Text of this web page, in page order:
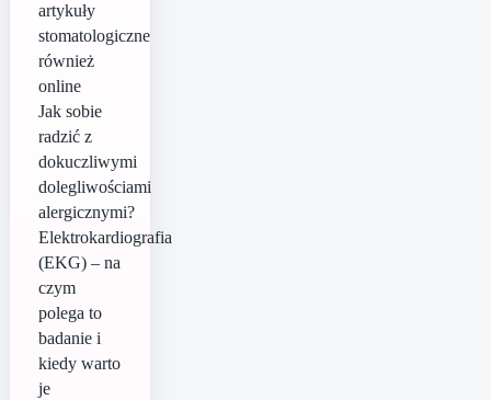
artykuły
stomatologiczne
również
online
Jak sobie
radzić z
dokuczliwymi
dolegliwościami
alergicznymi?
Elektrokardiografia
(EKG) – na
czym
polega to
badanie i
kiedy warto
je